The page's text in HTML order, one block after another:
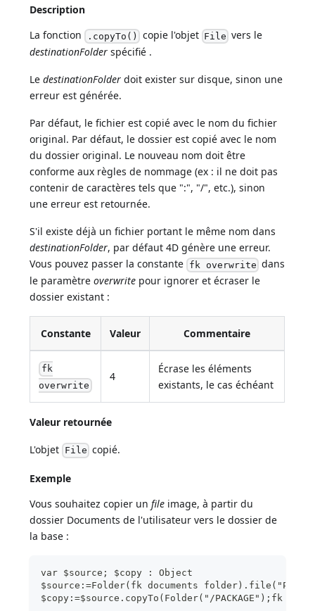
Description
La fonction .copyTo() copie l'objet File vers le
destinationFolder spécifié .
LedestinationFolder doit exister sur disque, sinon une
erreur est générée.
Par défaut, le fichier est copié avec le nom du fichier
original. Par défaut, le dossier est copié avec le nom
du dossier original. Le nouveau nom doit être
conforme aux règles de nommage (ex : il ne doit pas
contenir de caractères tels que ":", "/", etc.), sinon
une erreur est retournée.
S'il existe déjà un fichier portant le même nom dans
destinationFolder, par défaut 4D génère une erreur.
Vous pouvez passer la constante fk overwrite dans
le paramètreoverwrite pour ignorer et écraser le
dossier existant :
Constante Valeur Commentaire
fk
overwrite
4
Écrase les éléments
existants, le cas échéant
Valeur retournée
L'objet File copié.
Exemple
Vous souhaitez copier unfile image, à partir du
dossier Documents de l'utilisateur vers le dossier de
la base :
var $source; $copy : Object
$source:=Folder(fk documents
$copy:=$source.copyTo(Folder("/PACKAGE");fk